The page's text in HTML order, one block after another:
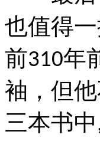
也值得
前310年
袖，但
三本书中